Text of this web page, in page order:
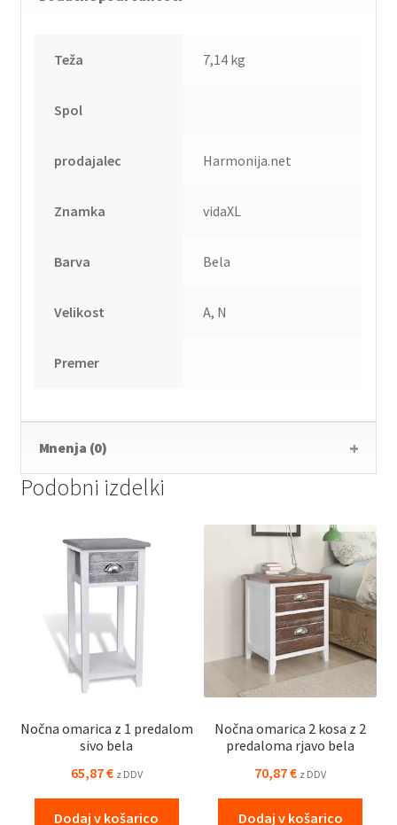
Teža 7,14 kg
Spol
prodajalec Harmonija.net
Znamka vidaXL
Barva Bela
Velikost A, N
Premer
Mnenja (0)
Podobni izdelki
Nočna omarica z 1 predalom
sivo bela
65,87€ z DDV
Dodaj v košarico
Nočna omarica 2 kosa z 2
predaloma rjavo bela
70,87€ z DDV
Dodaj v košarico